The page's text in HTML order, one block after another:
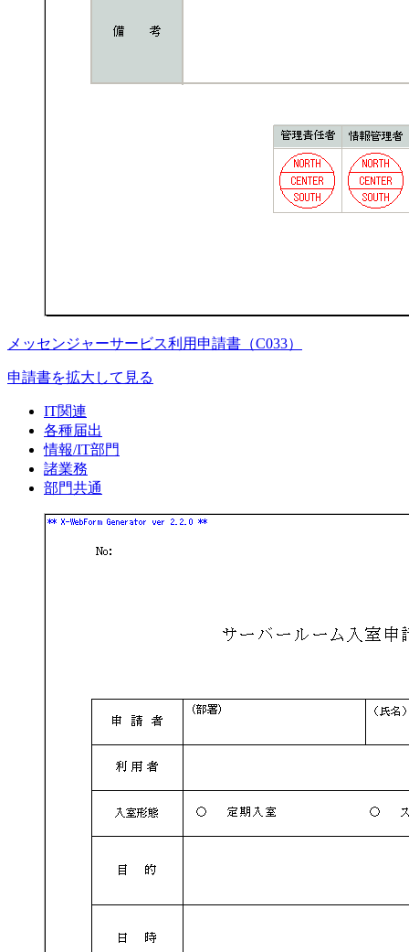
メッセンジャーサービス利用申請書（C033）
申請書を拡大して見る
IT関連
各種届出
情報/IT部門
諸業務
部門共通